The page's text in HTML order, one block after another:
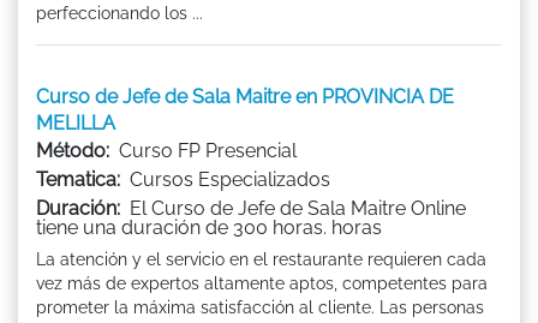
perfeccionando los ...
Curso de Jefe de Sala Maitre en PROVINCIA DE
MELILLA
Método: Curso FP Presencial
Tematica: Cursos Especializados
Duración: El Curso de Jefe de Sala Maitre Online
tiene una duración de 300 horas. horas
La atención y el servicio en el restaurante requieren cada
vez más de expertos altamente aptos, competentes para
prometer la máxima satisfacción al cliente. Las personas